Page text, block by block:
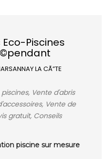
Piscines
LA CÃ”TE
Vente d'abris
Vente de
gratuit, Conseils
piscine sur mesure